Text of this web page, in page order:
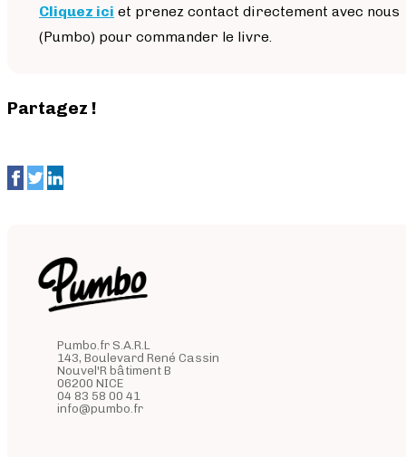
Cliquez ici et prenez contact directement avec nous
(Pumbo) pour commander le livre.
Partagez !
Pumbo.fr S.A.R.L
143, Boulevard René Cassin
Nouvel'R bâtiment B
06200 NICE
04 83 58 00 41
info@pumbo.fr